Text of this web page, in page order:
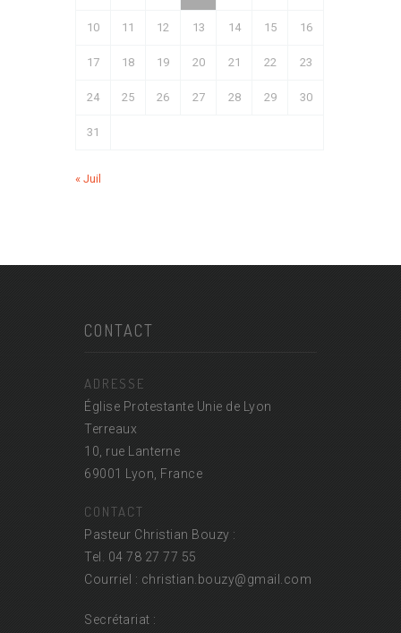
10 11 12 13 14 15 16
17 18 19 20 21 22 23
24 25 26 27 28 29 30
31
« Juil
CONTACT
ADRESSE
Église Protestante Unie de Lyon
Terreaux
10, rue Lanterne
69001 Lyon, France
CONTACT
Pasteur Christian Bouzy :
Tel. 04 78 27 77 55
Courriel : christian.bouzy@gmail.com
Secrétariat :